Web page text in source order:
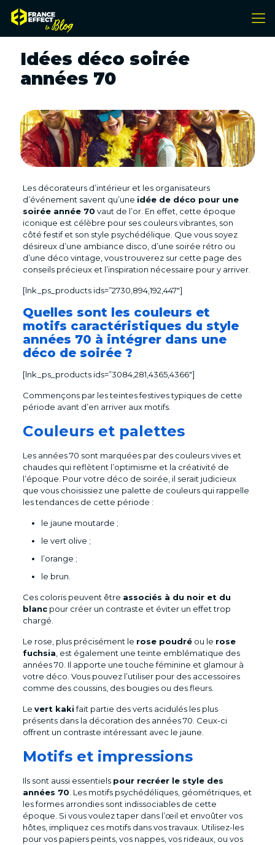
Idées déco soirée
années 70
Les décorateurs d’intérieur et les organisateurs
d’événement savent qu’une idée de déco pour une
soirée année 70 vaut de l’or. En effet, cette époque
iconique est célèbre pour ses couleurs vibrantes, son
côté festif et son style psychédélique. Que vous soyez
désireux d’une ambiance disco, d’une soirée rétro ou
d’une déco vintage, vous trouverez sur cette page des
conseils précieux et l’inspiration nécessaire pour y arriver.
[lnk_ps_products ids=”2730,894,192,447″]
Quelles sont les couleurs et
motifs caractéristiques du style
années 70 à intégrer dans une
déco de soirée ?
[lnk_ps_products ids=”3084,281,4365,4366″]
Commençons par les teintes festives typiques de cette
période avant d’en arriver aux motifs.
Couleurs et palettes
Les années 70 sont marquées par des couleurs vives et
chaudes qui reflètent l’optimisme et la créativité de
l’époque. Pour votre déco de soirée, il serait judicieux
que vous choisissiez une palette de couleurs qui rappelle
les tendances de cette période :
le jaune moutarde ;
le vert olive ;
l’orange ;
le brun.
Ces coloris peuvent être associés à du noir et du
blancpour créer un contraste et éviter un effet trop
chargé.
Le rose, plus précisément le rose poudréou le rose
fuchsia , est également une teinte emblématique des
années 70. Il apporte une touche féminine et glamour à
votre déco. Vous pouvez l’utiliser pour des accessoires
comme des coussins, des bougies ou des fleurs.
Le vert kakifait partie des verts acidulés les plus
présents dans la décoration des années 70. Ceux-ci
offrent un contraste intéressant avec le jaune.
Motifs et impressions
Ils sont aussi essentiels pour recréer le style des
années 70 . Les motifs psychédéliques, géométriques, et
les formes arrondies sont indissociables de cette
époque. Si vous voulez taper dans l’œil et envoûter vos
hôtes, impliquez ces motifs dans vos travaux. Utilisez-les
pour vos papiers peints, vos nappes, vos rideaux, ou vos